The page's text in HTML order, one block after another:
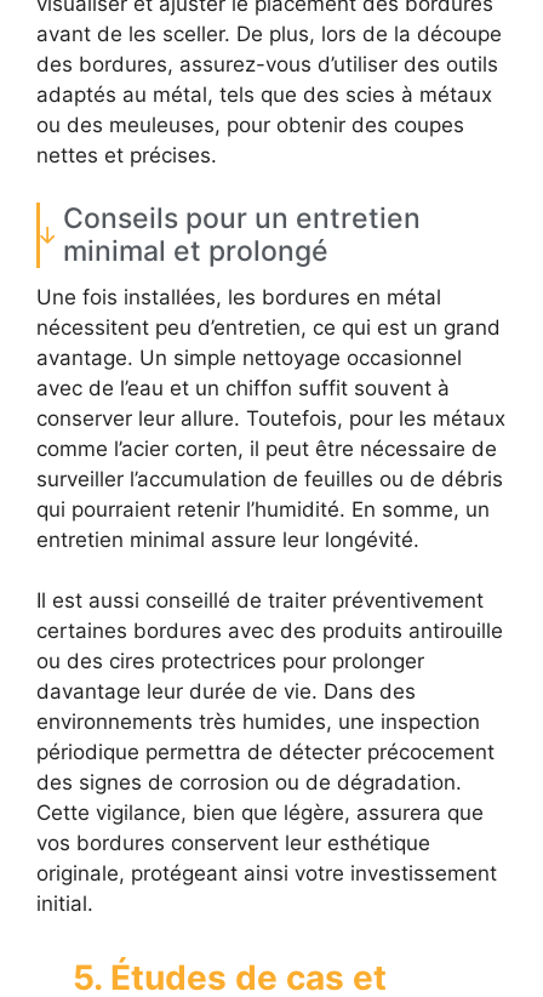
avant de les sceller. De plus, lors de la découpe
des bordures, assurez-vous d’utiliser des outils
adaptés au métal, tels que des scies à métaux
ou des meuleuses, pour obtenir des coupes
nettes et précises.
Conseils pour un entretien
minimal et prolongé
Une fois installées, les bordures en métal
nécessitent peu d’entretien, ce qui est un grand
avantage. Un simple nettoyage occasionnel
avec de l’eau et un chiffon suffit souvent à
conserver leur allure. Toutefois, pour les métaux
comme l’acier corten, il peut être nécessaire de
surveiller l’accumulation de feuilles ou de débris
qui pourraient retenir l’humidité. En somme, un
entretien minimal assure leur longévité.
Il est aussi conseillé de traiter préventivement
certaines bordures avec des produits antirouille
ou des cires protectrices pour prolonger
davantage leur durée de vie. Dans des
environnements très humides, une inspection
périodique permettra de détecter précocement
des signes de corrosion ou de dégradation.
Cette vigilance, bien que légère, assurera que
vos bordures conservent leur esthétique
originale, protégeant ainsi votre investissement
initial.
5. Études de cas et